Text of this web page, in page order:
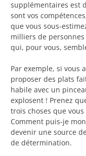
supplémentaires est
sont vos
que vous sous-
milliers de
qui, pour vous,
Par exemple, si vous
proposer des plats
habile avec un
explosent ! Prenez
trois choses que
Comment puis-je
devenir une source
de détermination.